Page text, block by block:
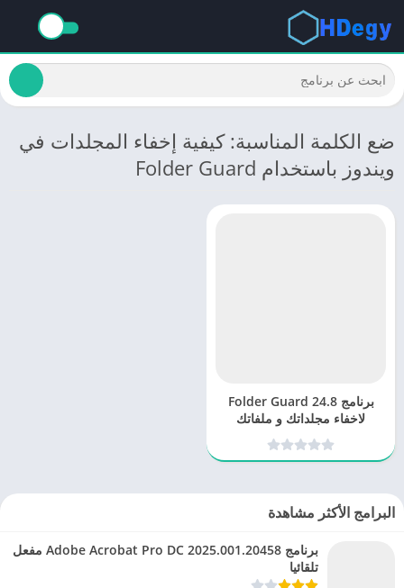
ضع الكلمة المناسبة: كيفية إخفاء المجلدات في
ويندوز باستخدام Folder Guard
برنامج Folder Guard 24.8
لاخفاء مجلداتك و ملفاتك
البرامج الأكثر مشاهدة
برنامج Adobe Acrobat Pro DC 2025.001.20458 مفعل
تلقائيا